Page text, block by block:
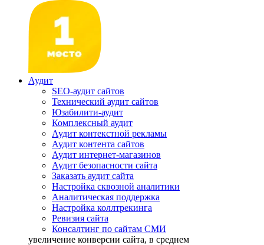
Аудит
SEO-аудит сайтов
Технический аудит сайтов
Юзабилити-аудит
Комплексный аудит
Аудит контекстной рекламы
Аудит контента сайтов
Аудит интернет-магазинов
Аудит безопасности сайта
Заказать аудит сайта
Настройка сквозной аналитики
Аналитическая поддержка
Настройка коллтрекинга
Ревизия сайта
Консалтинг по сайтам СМИ
увеличение конверсии сайта, в среднем